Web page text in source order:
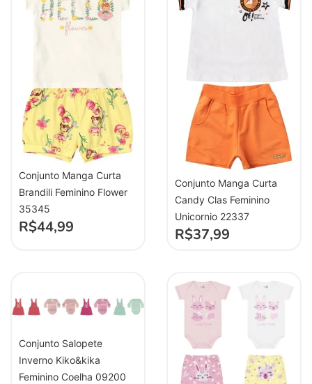
Conjunto Manga Curta
Brandili Feminino Flower
35345
R$44,99
Conjunto Manga Curta
Candy Clas Feminino
Unicornio 22337
R$37,99
Conjunto Salopete
Inverno Kiko&kika
Feminino Coelha 09200